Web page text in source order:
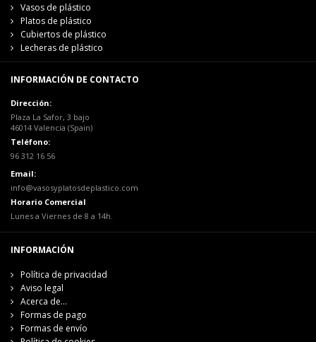
Vasos de plástico
Platos de plástico
Cubiertos de plástico
Lecheras de plástico
INFORMACIÓN DE CONTACTO
Dirección:
Plaza La Safor, 3 bajo
46014 Valencia (Spain)
Teléfono:
96 312 16 56
Email:
info@vasosyplatosdeplastico.com
Horario Comercial
Lunes a Viernes de 8 a 14h.
INFORMACIÓN
Política de privacidad
Aviso legal
Acerca de...
Formas de pago
Formas de envío